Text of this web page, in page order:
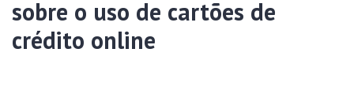
sobre o uso de cartões de
crédito online